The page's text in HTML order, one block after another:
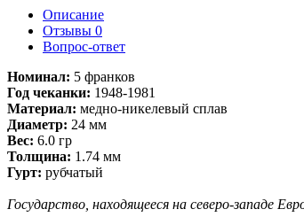
Описание
Отзывы 0
Вопрос-ответ
Номинал: 5 франков
Год чеканки: 1948-1981
Материал: медно-никелевый сплав
Диаметр: 24 мм
Вес: 6.0 гр
Толщина: 1.74 мм
Гурт: рубчатый
Государство, находящееся на северо-западе